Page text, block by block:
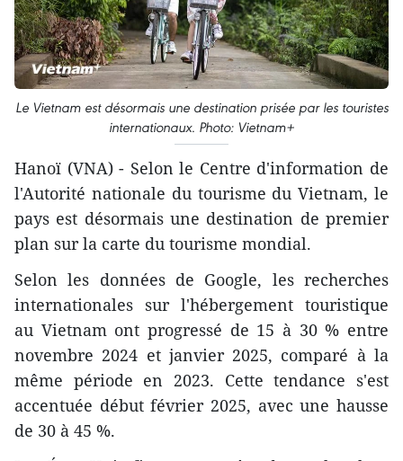
Le Vietnam est désormais une destination prisée par les touristes
internationaux. Photo: Vietnam+
Hanoï (VNA) - Selon le Centre d'information de
l'Autorité nationale du tourisme du Vietnam, le
pays est désormais une destination de premier
plan sur la carte du tourisme mondial.
Selon les données de Google, les recherches
internationales sur l'hébergement touristique
au Vietnam ont progressé de 15 à 30 % entre
novembre 2024 et janvier 2025, comparé à la
même période en 2023. Cette tendance s'est
accentuée début février 2025, avec une hausse
de 30 à 45 %.